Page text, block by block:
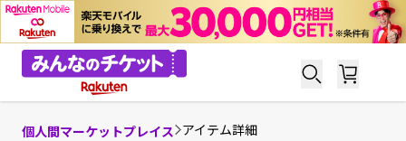
個人間マーケットプレイス アイテム詳細